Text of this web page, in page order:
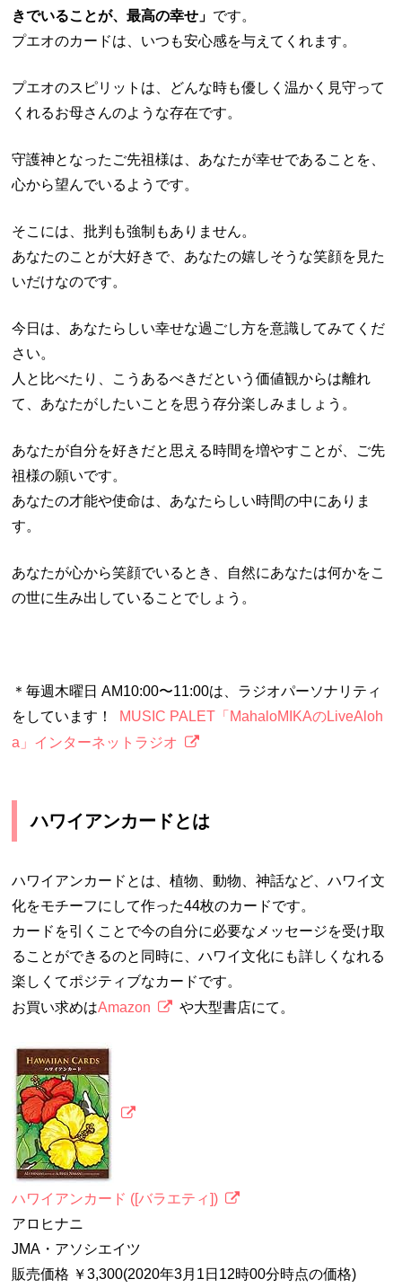
きでいることが、最高の幸せ」 です。
プエオのカードは、いつも安心感を与えてくれます。
プエオのスピリットは、どんな時も優しく温かく見守って
くれるお母さんのような存在です。
守護神となったご先祖様は、あなたが幸せであることを、
心から望んでいるようです。
そこには、批判も強制もありません。
あなたのことが大好きで、あなたの嬉しそうな笑顔を見た
いだけなのです。
今日は、あなたらしい幸せな過ごし方を意識してみてくだ
さい。
人と比べたり、こうあるべきだという価値観からは離れ
て、あなたがしたいことを思う存分楽しみましょう。
あなたが自分を好きだと思える時間を増やすことが、ご先
祖様の願いです。
あなたの才能や使命は、あなたらしい時間の中にありま
す。
あなたが心から笑顔でいるとき、自然にあなたは何かをこ
の世に生み出していることでしょう。
＊毎週木曜日 AM10:00〜11:00は、ラジオパーソナリティ
をしています！ MUSIC PALET「MahaloMIKAのLiveAloh
a」インターネットラジオ
ハワイアンカードとは
ハワイアンカードとは、植物、動物、神話など、ハワイ文
化をモチーフにして作った44枚のカードです。
カードを引くことで今の自分に必要なメッセージを受け取
ることができるのと同時に、ハワイ文化にも詳しくなれる
楽しくてポジティブなカードです。
お買い求めはAmazon や大型書店にて。
ハワイアンカード ([バラエティ])
アロヒナニ
JMA・アソシエイツ
販売価格 ￥3,300(2020年3月1日12時00分時点の価格)